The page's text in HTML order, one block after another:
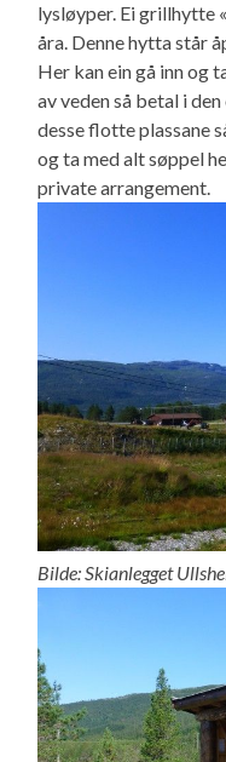
lysløyper. Ei grillhytte
åra. Denne hytta står
Her kan ein gå inn og
av veden så betal i
desse flotte plassane
og ta med alt søppel
private arrangement.
Bilde: Skianlegget